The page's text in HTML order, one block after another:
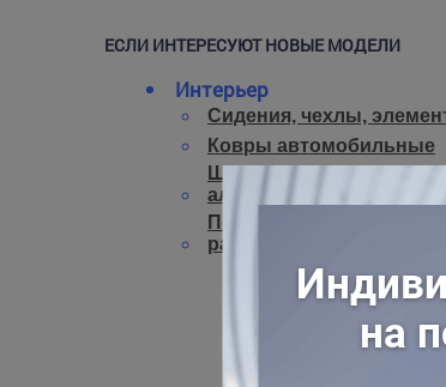
ЕСЛИ ИНТЕРЕСУЮТ НОВЫЕ МОДЕЛИ
Интерьер
Сидения, чехлы,
Ковры автомобильные
Шумо- и
алюминием
Полки, ящики,
размещения